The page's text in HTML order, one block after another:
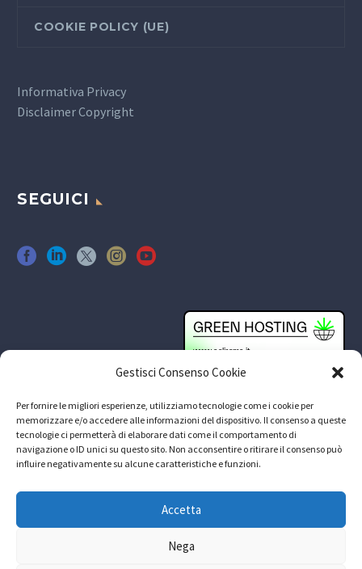
Gestisci Consenso Cookie
Per fornire le migliori esperienze, utilizziamo tecnologie come i cookie per
memorizzare e/o accedere alle informazioni del dispositivo. Il consenso a queste
tecnologie ci permetterà di elaborare dati come il comportamento di
navigazione o ID unici su questo sito. Non acconsentire o ritirare il consenso può
influire negativamente su alcune caratteristiche e funzioni.
Accetta
Nega
COOKIE POLICY (UE)
Informativa Privacy
Disclaimer Copyright
SEGUICI